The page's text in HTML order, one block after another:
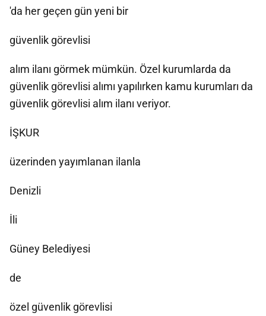
'da her geçen gün yeni bir
güvenlik görevlisi
alım ilanı görmek mümkün. Özel kurumlarda da
güvenlik görevlisi alımı yapılırken kamu kurumları da
güvenlik görevlisi alım ilanı veriyor.
İŞKUR
üzerinden yayımlanan ilanla
Denizli
İli
Güney Belediyesi
de
özel güvenlik görevlisi